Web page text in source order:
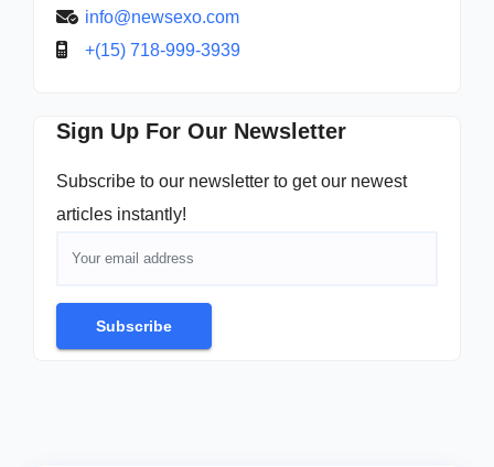
info@newsexo.com
+(15) 718-999-3939
Sign Up For Our Newsletter
Subscribe to our newsletter to get our newest
articles instantly!
Subscribe